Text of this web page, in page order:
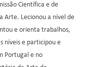
Científica e de
Arte. Lecionou a nível de
e orienta trabalhos,
níveis e participou e
Portugal e no